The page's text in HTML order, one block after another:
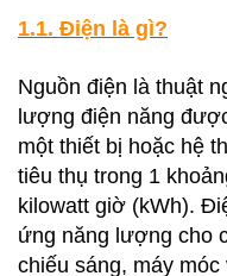
1.1. Điện là gì?
Nguồn điện là thuật
lượng điện năng
một thiết bị hoặc hệ
tiêu thụ trong 1
kilowatt giờ (kWh).
ứng năng lượng cho
chiếu sáng, máy